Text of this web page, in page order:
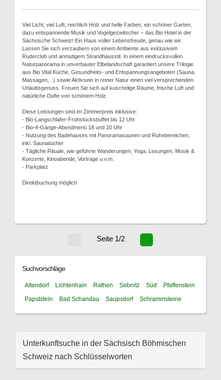
Viel Licht, viel Luft, reichlich Holz und helle Farben, ein schöner Garten,
dazu entspannende Musik und Vogelgezwitscher – das Bio Hotel in der
Sächsische Schweiz! Ein Haus voller Lebensfreude, genau wie wir.
Lassen Sie sich verzaubern von einem Ambiente aus exklusivem
Ruderclub und anmutigem Strandhausstil. In einem eindrucksvollen
Naturpanorama in unverbauter Elbelandschaft garantiert unsere Trilogie
aus Bio Vital Küche, Gesundheits- und Entspannungsangeboten (Sauna,
Massagen,...) sowie Aktivsein in reiner Natur einen viel versprechenden
Urlaubsgenuss. Freuen Sie sich auf kuschelige Räume, frische Luft und
natürliche Düfte von schönem Holz.
Diese Leistungen sind im Zimmerpreis inklusive:
- Bio-Langschläfer-Frühstücksbuffet bis 12 Uhr
- Bio-4-Gänge-Abendmenü 18 und 20 Uhr
- Nutzung des Badehauses mit Panoramasaunen und Ruhebereichen,
inkl. Saunatücher
- Tägliche Rituale, wie geführte Wanderungen, Yoga, Lesungen, Musik &
Konzerte, Kinoabende, Vorträge u.v.m.
- Parkplatz
Direktbuchung möglich
Seite 1/2
Suchvorschläge
Altendorf Lichtenhain Rathen Sebnitz Süd
Pfaffenstein
Papststein
Bad Schandau Saupsdorf Schrammsteine
Unterkunftsuche in der Sächsisch Böhmischen
Schweiz nach Schlüsselworten